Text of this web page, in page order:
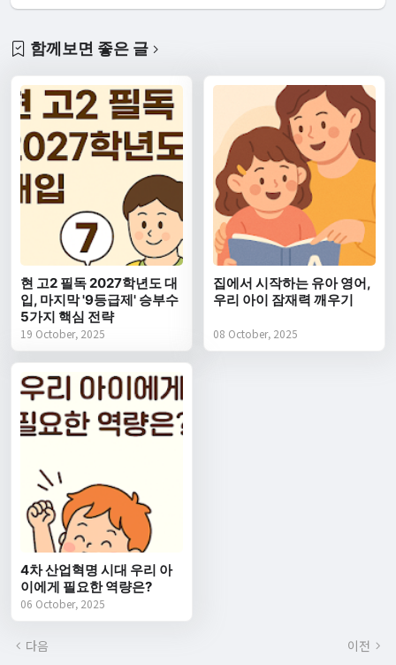
함께보면 좋은 글
현 고2 필독 2027학년도 대
입, 마지막 '9등급제' 승부수
5가지 핵심 전략
19 October, 2025
집에서 시작하는 유아 영어,
우리 아이 잠재력 깨우기
08 October, 2025
4차 산업혁명 시대 우리 아
이에게 필요한 역량은?
06 October, 2025
다음 이전